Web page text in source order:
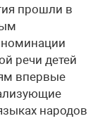
прошли в
речи детей
впервые
народов